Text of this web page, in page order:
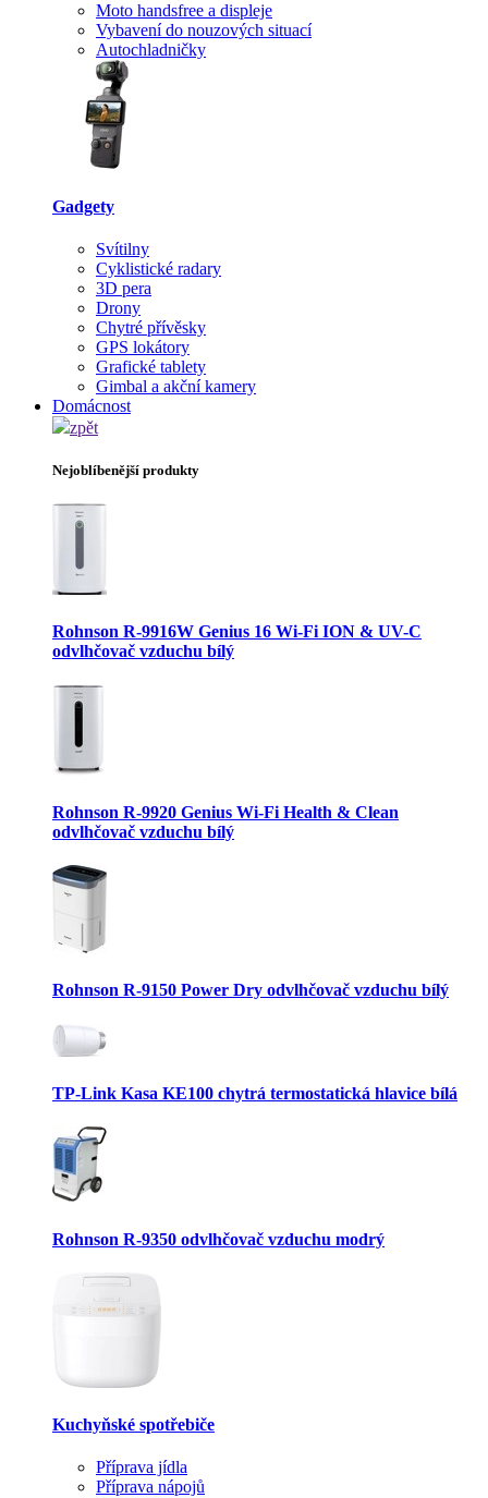
Moto handsfree a displeje
Vybavení do nouzových situací
Autochladničky
Gadgety
Svítilny
Cyklistické radary
3D pera
Drony
Chytré přívěsky
GPS lokátory
Grafické tablety
Gimbal a akční kamery
Domácnost
zpět
Nejoblíbenější produkty
Rohnson R-9916W Genius 16 Wi-Fi ION & UV-C
odvlhčovač vzduchu bílý
Rohnson R-9920 Genius Wi-Fi Health & Clean
odvlhčovač vzduchu bílý
Rohnson R-9150 Power Dry odvlhčovač vzduchu bílý
TP-Link Kasa KE100 chytrá termostatická hlavice bílá
Rohnson R-9350 odvlhčovač vzduchu modrý
Kuchyňské spotřebiče
Příprava jídla
Příprava nápojů